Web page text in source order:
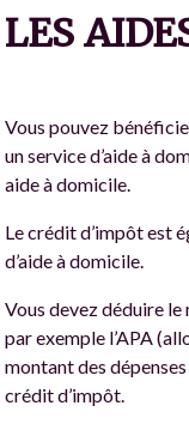
LES
Vous pouvez
un service d’aide à
aide à domicile.
Le crédit d’impôt est
d’aide à domicile.
Vous devez déduire le
par exemple l’APA
montant des
crédit d’impôt.